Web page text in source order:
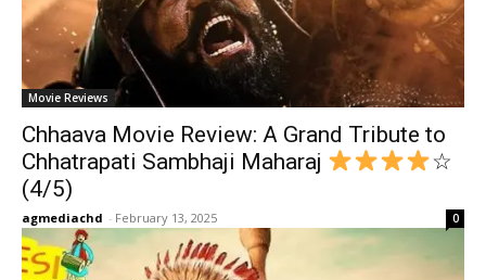
Movie Reviews
Chhaava Movie Review: A Grand Tribute to
Chhatrapati Sambhaji Maharaj
☆
(4/5)
agmediachd - February 13, 2025 0